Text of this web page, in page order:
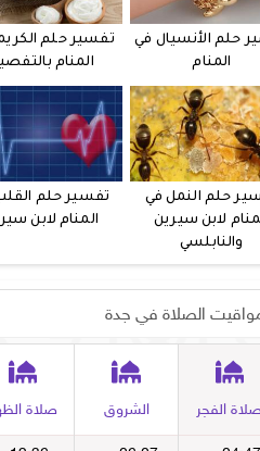
حلم الأنسيال في
المنام
تفسير حلم
المنام
حلم النمل في
لابن سيرين
والنابلسي
تفسير حلم
المنام لابن